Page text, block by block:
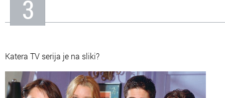
3
Katera TV serija je na sliki?